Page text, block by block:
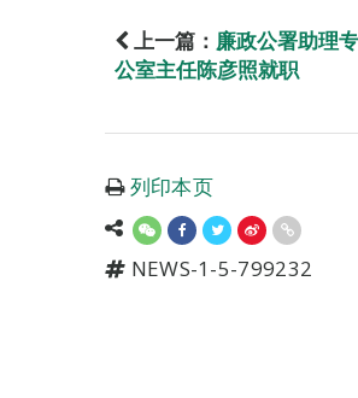
上一篇： 廉政公署助理
公室主任陈彦照就职
列印本页
NEWS-1-5-799232